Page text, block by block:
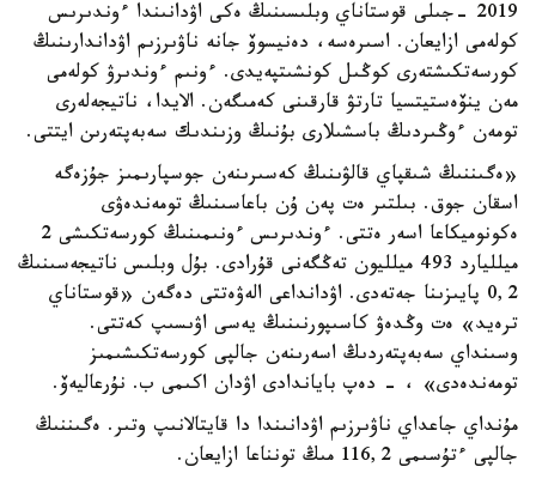
2019 -جىلى قوستاناي وبلىسىنىڭ ەكى اۋدانىندا ءوندىرىس
كولەمى ازايعان. اسىرەسە، دەنيسوۆ جانە ناۋىرزىم اۋداندارىنىڭ
كورسەتكىشتەرى كوڭىل كونشىتپەيدى. ءونىم ءوندىرۋ كولەمى
مەن ينۆەستيتسيا تارتۋ قارقىنى كەمىگەن. الايدا، ناتيجەلەرى
تومەن ءوڭىردىڭ باسشىلارى بۇنىڭ وزىندىك سەبەپتەرىن ايتتى.
«ەگىننىڭ شىقپاي قالۋىنىڭ كەسىرىنەن جوسپارىمىز جۇزەگە
اسقان جوق. بىلتىر ەت پەن ۇن باعاسىنىڭ تومەندەۋى
ەكونوميكاعا اسەر ەتتى. ءوندىرىس ءونىمىنىڭ كورسەتكىشى 2
ميلليارد 493 ميلليون تەڭگەنى قۇرادى. بۇل وبلىس ناتيجەسىنىڭ
0,2 پايىزىنا جەتەدى. اۋدانداعى الەۋەتتى دەگەن «قوستاناي
ترەيد» ەت وڭدەۋ كاسىپورنىنىڭ يەسى اۋىسىپ كەتتى.
وسىنداي سەبەپتەردىڭ اسەرىنەن جالپى كورسەتكىشىمىز
تومەندەدى» ، - دەپ باياندادى اۋدان اكىمى ب. نۇرعاليەۆ.
مۇنداي جاعداي ناۋىرزىم اۋدانىندا دا قايتالانىپ وتىر. ەگىننىڭ
جالپى ءتۇسىمى 116,2 مىڭ تونناعا ازايعان.